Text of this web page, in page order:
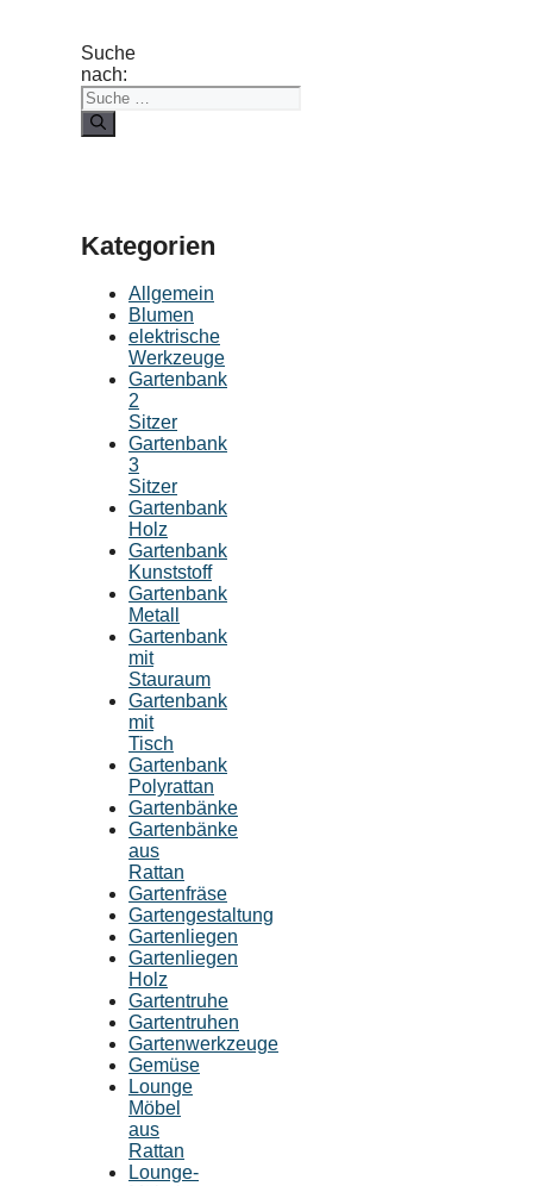
Suche
nach:
Kategorien
Allgemein
Blumen
elektrische
Werkzeuge
Gartenbank
2
Sitzer
Gartenbank
3
Sitzer
Gartenbank
Holz
Gartenbank
Kunststoff
Gartenbank
Metall
Gartenbank
mit
Stauraum
Gartenbank
mit
Tisch
Gartenbank
Polyrattan
Gartenbänke
Gartenbänke
aus
Rattan
Gartenfräse
Gartengestaltung
Gartenliegen
Gartenliegen
Holz
Gartentruhe
Gartentruhen
Gartenwerkzeuge
Gemüse
Lounge
Möbel
aus
Rattan
Lounge-